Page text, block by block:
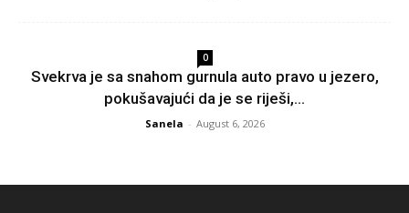
0
Svekrva je sa snahom gurnula auto pravo u jezero,
pokušavajući da je se riješi,...
Sanela - August 6, 2026